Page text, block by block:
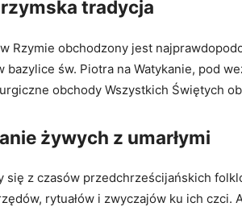
tradycja
Rzymie obchodzony jest
bazylice św. Piotra na Watykanie, pod
obchody Wszystkich Świętych
żywych z umarłymi
się z czasów przedchrześcijańskich
rytuałów i zwyczajów ku ich czci.